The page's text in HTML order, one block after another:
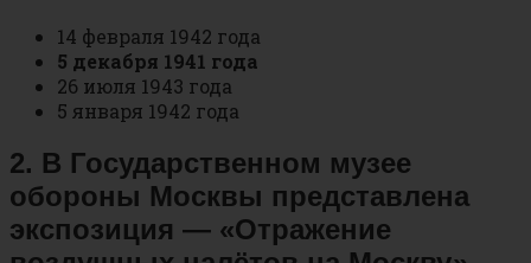
14 февраля 1942 года
5 декабря 1941 года
26 июля 1943 года
5 января 1942 года
2. В Государственном музее
обороны Москвы представлена
экспозиция — «Отражение